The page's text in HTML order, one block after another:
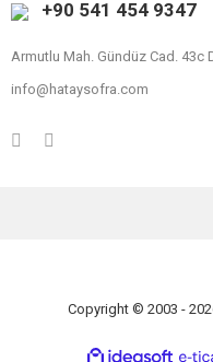
+90 541 454 9347
Armutlu Mah. Gündüz Cad. 43c
info@hataysofra.com
Copyright © 2003 -